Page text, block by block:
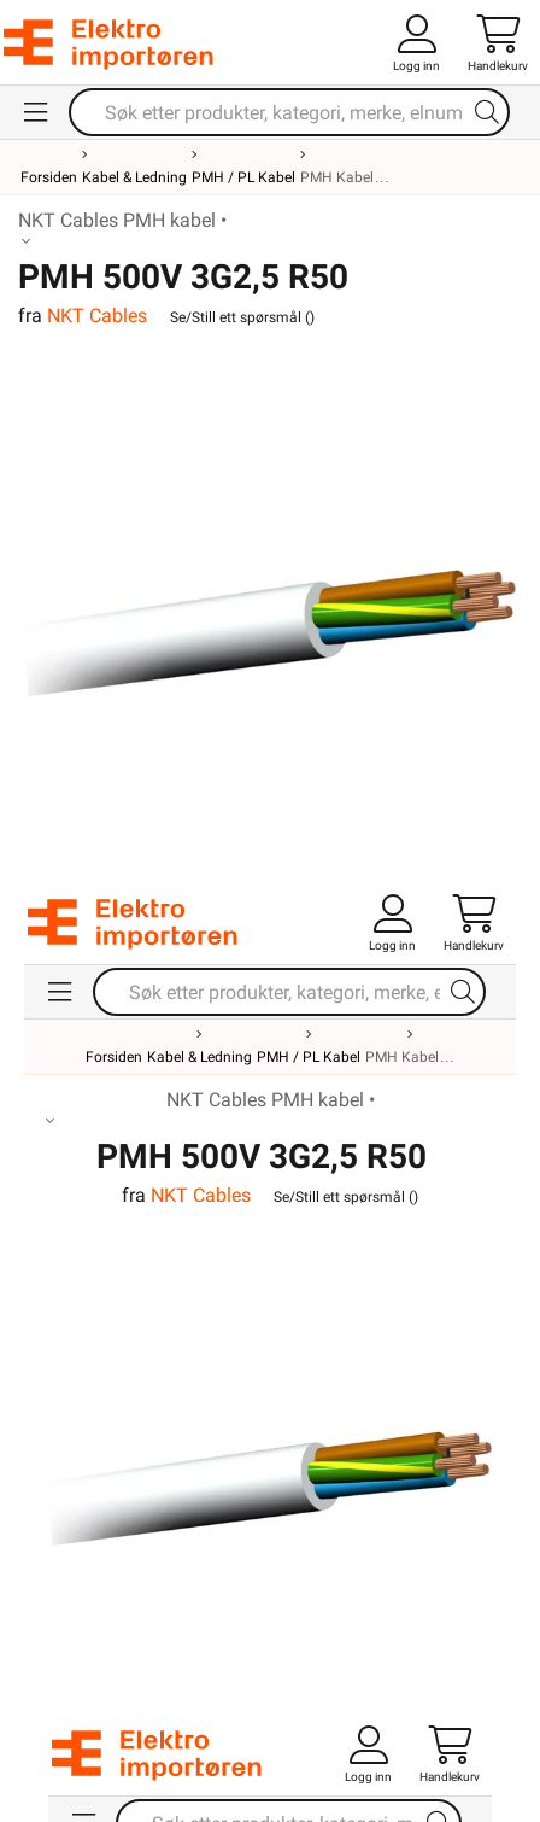
Logg inn Handlekurv
Forsiden Kabel & Ledning PMH / PL Kabel PMH Kabel
NKT Cables PMH kabel •
PMH 500V 3G2,5 R50
fra NKT Cables Se/Still ett spørsmål ()
Logg inn Handlekurv
Forsiden Kabel & Ledning PMH / PL Kabel PMH Kabel
NKT Cables PMH kabel •
PMH 500V 3G2,5 R50
fra NKT Cables Se/Still ett spørsmål ()
Logg inn Handlekurv